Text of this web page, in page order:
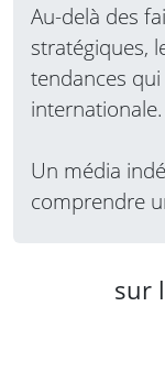
Au-delà des
stratégiques,
tendances
internationale.
Un média
comprendre
sur